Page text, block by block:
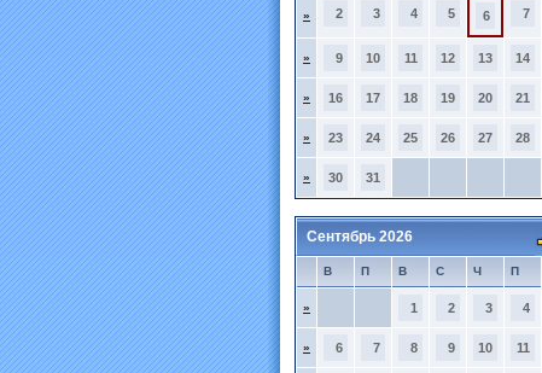
» 2 3 4 5 6 7
» 9 10 11 12 13 14
» 16 17 18 19 20 21
» 23 24 25 26 27 28
» 30 31
Сентябрь 2026
В П В С Ч П
» 1 2 3 4
» 6 7 8 9 10 11